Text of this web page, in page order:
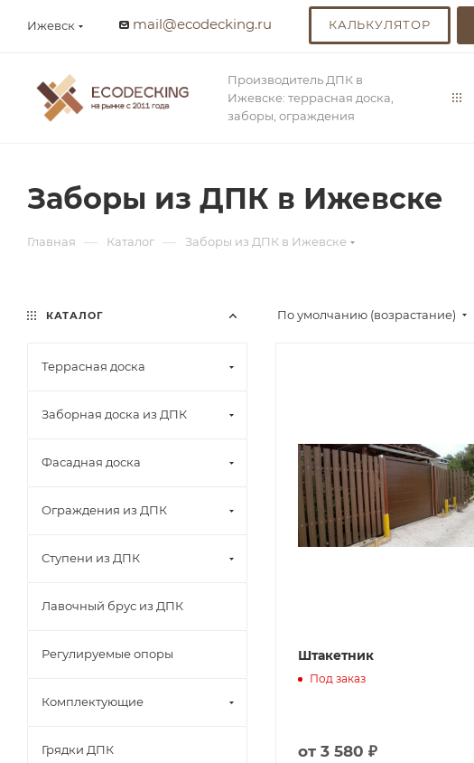
Ижевск mail@ecodecking.ru КАЛЬКУЛЯТОР
Производитель ДПК в
Ижевске: террасная доска,
заборы, ограждения
Заборы из ДПК в Ижевске
Главная — Каталог — Заборы из ДПК в Ижевске
По умолчанию (возрастание)
Штакетник
Под заказ
от 3 580 ₽
КАТАЛОГ
Террасная доска
Заборная доска из ДПК
Фасадная доска
Ограждения из ДПК
Ступени из ДПК
Лавочный брус из ДПК
Регулируемые опоры
Комплектующие
Грядки ДПК